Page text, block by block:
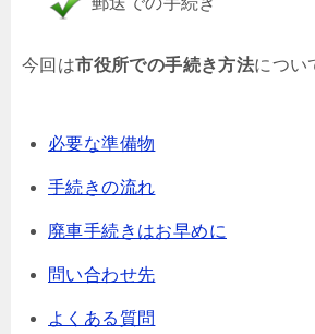
今回は市役所での手続き方法につい
必要な準備物
手続きの流れ
廃車手続きはお早めに
問い合わせ先
よくある質問